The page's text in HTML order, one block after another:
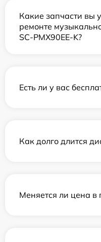
Какие запчасти вы
ремонте
SC-PMX90EE-K?
Есть ли у вас
Как долго длится
Меняется ли цена в